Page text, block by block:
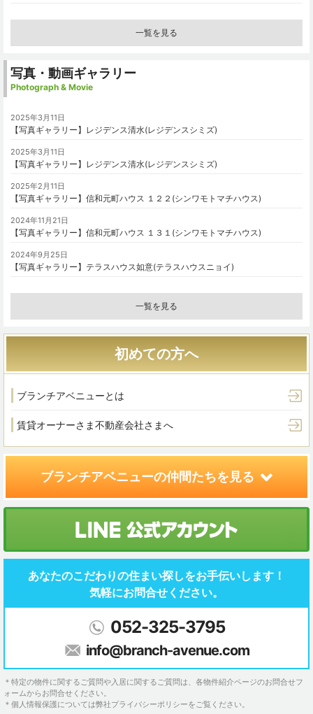
一覧を見る
写真・動画ギャラリー
Photograph & Movie
2025年3月11日
【写真ギャラリー】レジデンス清水(レジデンスシミズ)
2025年3月11日
【写真ギャラリー】レジデンス清水(レジデンスシミズ)
2025年2月11日
【写真ギャラリー】信和元町ハウス １２２(シンワモトマチハウス)
2024年11月21日
【写真ギャラリー】信和元町ハウス １３１(シンワモトマチハウス)
2024年9月25日
【写真ギャラリー】テラスハウス如意(テラスハウスニョイ)
一覧を見る
初めての方へ
ブランチアベニューとは
賃貸オーナーさま不動産会社さまへ
ブランチアベニューの仲間たちを見る
あなたのこだわりの住まい探しをお手伝いします！
気軽にお問合せください。
052-325-3795
info@branch-avenue.com
＊特定の物件に関するご質問や入居に関するご質問は、各物件紹介ページのお問合せフ
ォームからお問合せください。
＊個人情報保護については弊社プライバシーポリシーをご覧ください。